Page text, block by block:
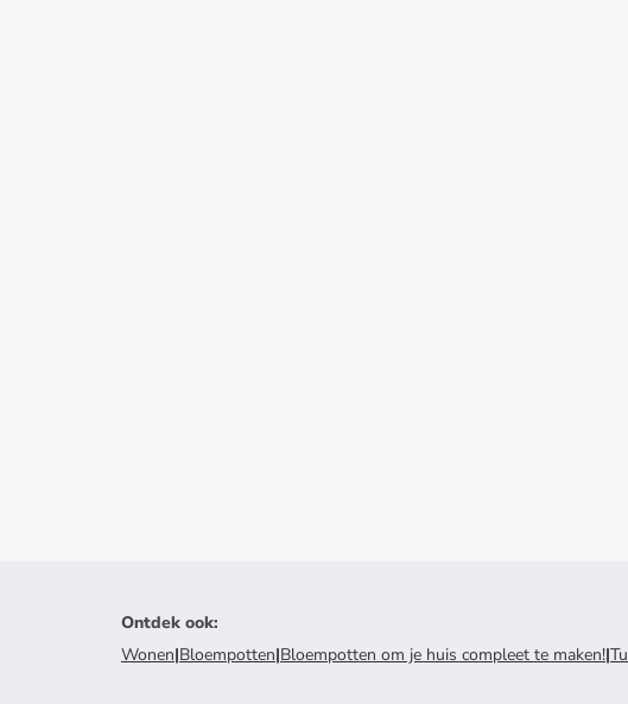
Ontdek ook:
Wonen|Bloempotten|Bloempotten om je huis compleet te maken!|